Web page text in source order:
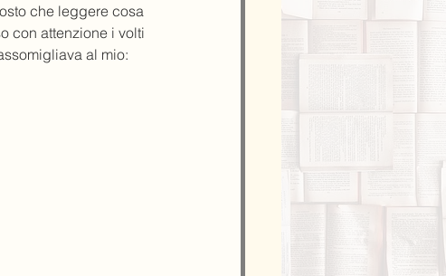
che leggere cosa
con attenzione i volti
al mio: